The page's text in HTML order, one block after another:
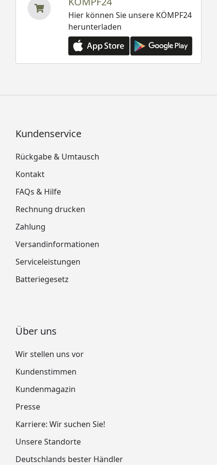
Hier können Sie unsere KÖMPF24
herunterladen
Kundenservice
Rückgabe & Umtausch
Kontakt
FAQs & Hilfe
Rechnung drucken
Zahlung
Versandinformationen
Serviceleistungen
Batteriegesetz
Über uns
Wir stellen uns vor
Kundenstimmen
Kundenmagazin
Presse
Karriere: Wir suchen Sie!
Unsere Standorte
Deutschlands bester Händler